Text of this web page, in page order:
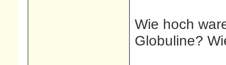
Wie hoch
Globuline?